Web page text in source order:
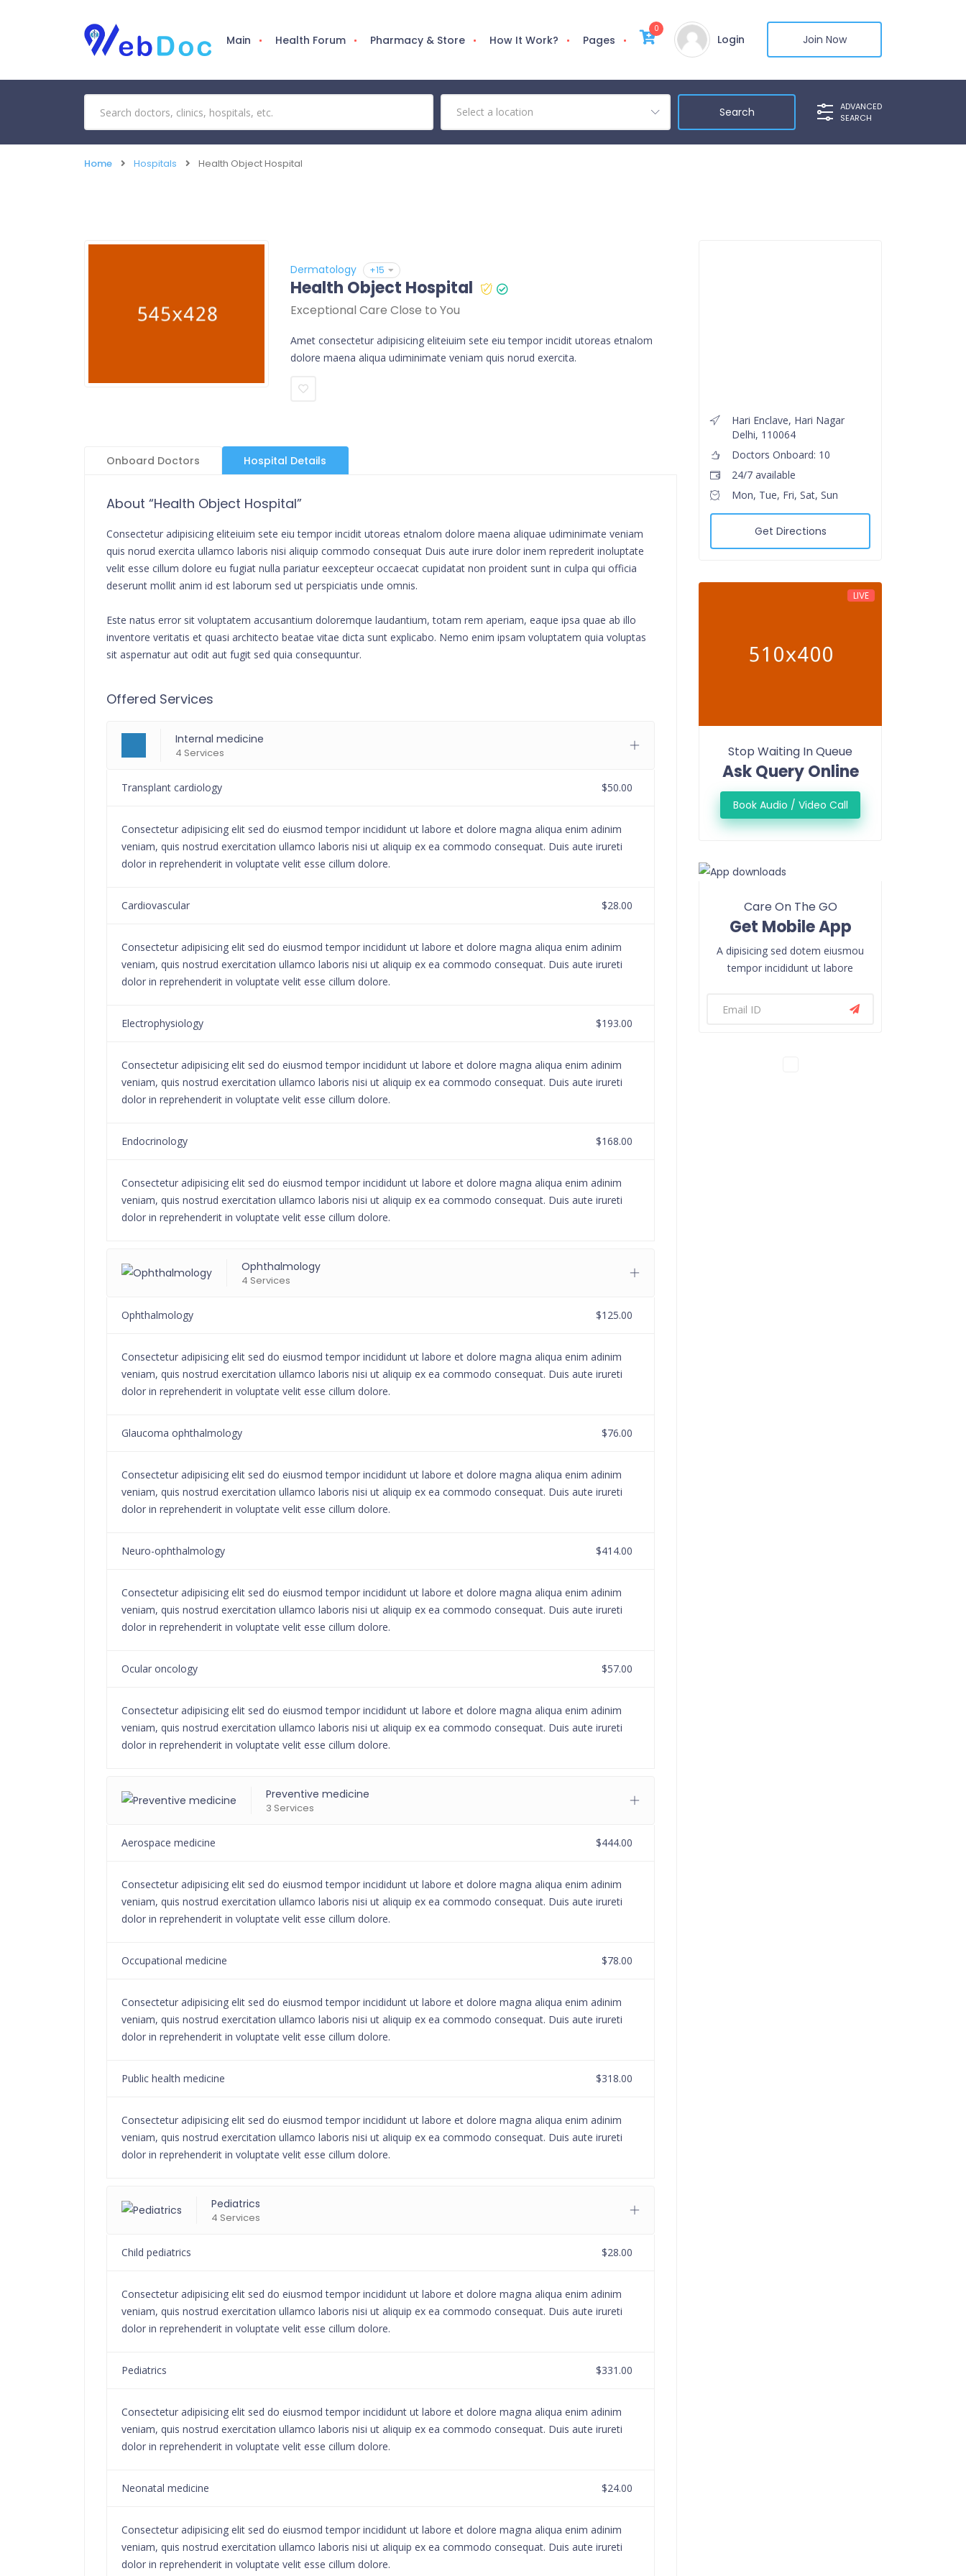
Main Health Forum Pharmacy & Store How It Work? Pages
0
Login Join Now
ADVANCED
SEARCH
Home Hospitals Health Object Hospital
Dermatology +15
Health Object Hospital
Exceptional Care Close to You
Amet consectetur adipisicing eliteiuim sete eiu tempor incidit utoreas etnalom
dolore maena aliqua udiminimate veniam quis norud exercita.
Onboard Doctors Hospital Details
About “Health Object Hospital”
Consectetur adipisicing eliteiuim sete eiu tempor incidit utoreas etnalom dolore maena aliquae udiminimate veniam
quis norud exercita ullamco laboris nisi aliquip commodo consequat Duis aute irure dolor inem reprederit inoluptate
velit esse cillum dolore eu fugiat nulla pariatur eexcepteur occaecat cupidatat non proident sunt in culpa qui officia
deserunt mollit anim id est laborum sed ut perspiciatis unde omnis.
Este natus error sit voluptatem accusantium doloremque laudantium, totam rem aperiam, eaque ipsa quae ab illo
inventore veritatis et quasi architecto beatae vitae dicta sunt explicabo. Nemo enim ipsam voluptatem quia voluptas
sit aspernatur aut odit aut fugit sed quia consequuntur.
Offered Services
Internal medicine
4 Services
Transplant cardiology $50.00
Consectetur adipisicing elit sed do eiusmod tempor incididunt ut labore et dolore magna aliqua enim adinim
veniam, quis nostrud exercitation ullamco laboris nisi ut aliquip ex ea commodo consequat. Duis aute irureti
dolor in reprehenderit in voluptate velit esse cillum dolore.
Cardiovascular $28.00
Consectetur adipisicing elit sed do eiusmod tempor incididunt ut labore et dolore magna aliqua enim adinim
veniam, quis nostrud exercitation ullamco laboris nisi ut aliquip ex ea commodo consequat. Duis aute irureti
dolor in reprehenderit in voluptate velit esse cillum dolore.
Electrophysiology $193.00
Consectetur adipisicing elit sed do eiusmod tempor incididunt ut labore et dolore magna aliqua enim adinim
veniam, quis nostrud exercitation ullamco laboris nisi ut aliquip ex ea commodo consequat. Duis aute irureti
dolor in reprehenderit in voluptate velit esse cillum dolore.
Endocrinology $168.00
Consectetur adipisicing elit sed do eiusmod tempor incididunt ut labore et dolore magna aliqua enim adinim
veniam, quis nostrud exercitation ullamco laboris nisi ut aliquip ex ea commodo consequat. Duis aute irureti
dolor in reprehenderit in voluptate velit esse cillum dolore.
Ophthalmology
4 Services
Ophthalmology $125.00
Consectetur adipisicing elit sed do eiusmod tempor incididunt ut labore et dolore magna aliqua enim adinim
veniam, quis nostrud exercitation ullamco laboris nisi ut aliquip ex ea commodo consequat. Duis aute irureti
dolor in reprehenderit in voluptate velit esse cillum dolore.
Glaucoma ophthalmology $76.00
Consectetur adipisicing elit sed do eiusmod tempor incididunt ut labore et dolore magna aliqua enim adinim
veniam, quis nostrud exercitation ullamco laboris nisi ut aliquip ex ea commodo consequat. Duis aute irureti
dolor in reprehenderit in voluptate velit esse cillum dolore.
Neuro-ophthalmology $414.00
Consectetur adipisicing elit sed do eiusmod tempor incididunt ut labore et dolore magna aliqua enim adinim
veniam, quis nostrud exercitation ullamco laboris nisi ut aliquip ex ea commodo consequat. Duis aute irureti
dolor in reprehenderit in voluptate velit esse cillum dolore.
Ocular oncology $57.00
Consectetur adipisicing elit sed do eiusmod tempor incididunt ut labore et dolore magna aliqua enim adinim
veniam, quis nostrud exercitation ullamco laboris nisi ut aliquip ex ea commodo consequat. Duis aute irureti
dolor in reprehenderit in voluptate velit esse cillum dolore.
Preventive medicine
3 Services
Aerospace medicine $444.00
Consectetur adipisicing elit sed do eiusmod tempor incididunt ut labore et dolore magna aliqua enim adinim
veniam, quis nostrud exercitation ullamco laboris nisi ut aliquip ex ea commodo consequat. Duis aute irureti
dolor in reprehenderit in voluptate velit esse cillum dolore.
Occupational medicine $78.00
Consectetur adipisicing elit sed do eiusmod tempor incididunt ut labore et dolore magna aliqua enim adinim
veniam, quis nostrud exercitation ullamco laboris nisi ut aliquip ex ea commodo consequat. Duis aute irureti
dolor in reprehenderit in voluptate velit esse cillum dolore.
Public health medicine $318.00
Consectetur adipisicing elit sed do eiusmod tempor incididunt ut labore et dolore magna aliqua enim adinim
veniam, quis nostrud exercitation ullamco laboris nisi ut aliquip ex ea commodo consequat. Duis aute irureti
dolor in reprehenderit in voluptate velit esse cillum dolore.
Pediatrics
4 Services
Child pediatrics $28.00
Consectetur adipisicing elit sed do eiusmod tempor incididunt ut labore et dolore magna aliqua enim adinim
veniam, quis nostrud exercitation ullamco laboris nisi ut aliquip ex ea commodo consequat. Duis aute irureti
dolor in reprehenderit in voluptate velit esse cillum dolore.
Pediatrics $331.00
Consectetur adipisicing elit sed do eiusmod tempor incididunt ut labore et dolore magna aliqua enim adinim
veniam, quis nostrud exercitation ullamco laboris nisi ut aliquip ex ea commodo consequat. Duis aute irureti
dolor in reprehenderit in voluptate velit esse cillum dolore.
Neonatal medicine $24.00
Consectetur adipisicing elit sed do eiusmod tempor incididunt ut labore et dolore magna aliqua enim adinim
veniam, quis nostrud exercitation ullamco laboris nisi ut aliquip ex ea commodo consequat. Duis aute irureti
dolor in reprehenderit in voluptate velit esse cillum dolore.
Hari Enclave, Hari Nagar
Delhi, 110064
Doctors Onboard: 10
24/7 available
Mon, Tue, Fri, Sat, Sun
Get Directions
LIVE
Stop Waiting In Queue
Ask Query Online
Book Audio / Video Call
Care On The GO
Get Mobile App
A dipisicing sed dotem eiusmou
tempor incididunt ut labore